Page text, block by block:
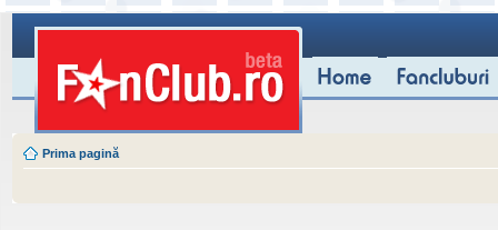
Prima pagină